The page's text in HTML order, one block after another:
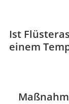
Ist
einem